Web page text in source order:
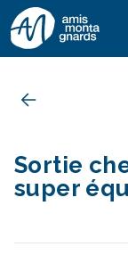
Aller au contenu
Sortie
super